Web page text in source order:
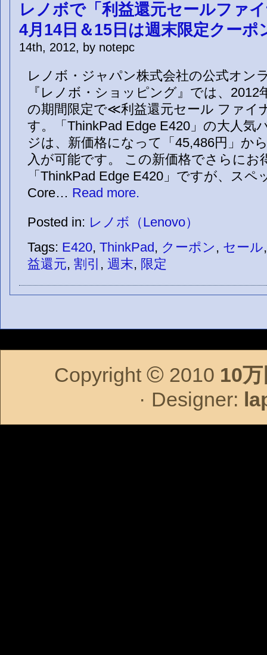
レノボで「利益還元セールファ
4月14日＆15日は週末限定クーポ
14th, 2012, by notepc
レノボ・ジャパン株式会社の公式オン
『レノボ・ショッピング』では、2012
の期間限定で≪利益還元セール ファイ
す。「ThinkPad Edge E420」の大人気
ジは、新価格になって「45,486円」か
入が可能です。 この新価格でさらにお
「ThinkPad Edge E420」ですが、ス
Core… Read more.
Posted in: レノボ（Lenovo）
Tags: E420, ThinkPad , クーポン , セール
益還元, 割引 , 週末, 限定
Copyright © 2010 10
· Designer: